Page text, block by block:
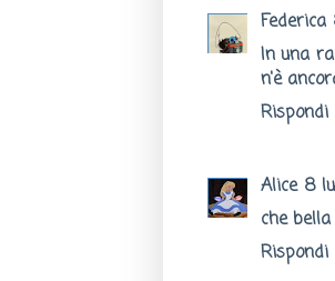
Federica
In una
n'è
Rispondi
Alice 8
che
Rispondi